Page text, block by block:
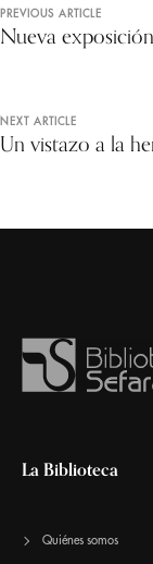
PREVIOUS ARTICLE
Nueva
NEXT ARTICLE
Un vistazo a la
La Biblioteca
Quiénes somos